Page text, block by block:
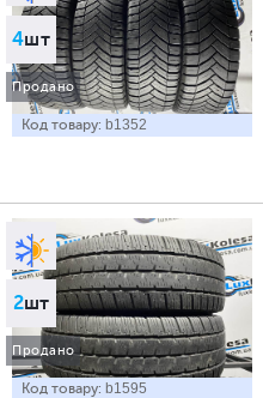
4шт
Продано
Код товару: b1352
2шт
Продано
Код товару: b1595